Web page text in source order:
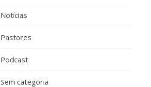
Notícias
Pastores
Podcast
Sem categoria